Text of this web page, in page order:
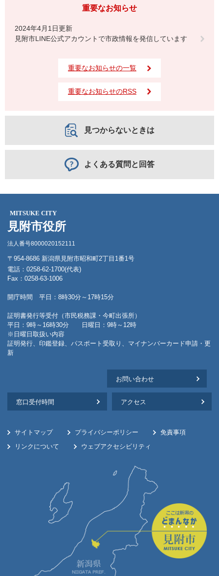
重要なお知らせ
2024年4月1日更新
見附市LINE公式アカウントで市政情報を発信しています
重要なお知らせの一覧
重要なお知らせのRSS
見つからないときは
よくある質問と回答
MITSUKE CITY
見附市役所
法人番号8000020152111
〒954-8686 新潟県見附市昭和町2丁目1番1号
電話：0258-62-1700(代表)
Fax：0258-63-1006
開庁時間 平日：8時30分～17時15分
証明書発行等受付（市民税務課・今町出張所）
平日：9時～16時30分 日曜日：9時～12時
※日曜日取扱い内容
証明発行、印鑑登録、パスポート受取り、マイナンバーカード申請・更
新
お問い合わせ
窓口受付時間 アクセス
サイトマップ プライバシーポリシー
免責事項
リンクについて
ウェブアクセシビリティ